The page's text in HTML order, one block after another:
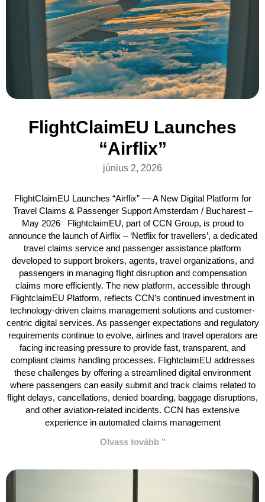
FlightClaimEU Launches
“Airflix”
június 2, 2026
FlightClaimEU Launches “Airflix” — A New Digital Platform for
Travel Claims & Passenger Support Amsterdam / Bucharest –
May 2026 FlightclaimEU, part of CCN Group, is proud to
announce the launch of Airflix – ‘Netflix for travellers’, a dedicated
travel claims service and passenger assistance platform
developed to support brokers, agents, travel organizations, and
passengers in managing flight disruption and compensation
claims more efficiently. The new platform, accessible through
FlightclaimEU Platform, reflects CCN’s continued investment in
technology-driven claims management solutions and customer-
centric digital services. As passenger expectations and regulatory
requirements continue to evolve, airlines and travel operators are
facing increasing pressure to provide fast, transparent, and
compliant claims handling processes. FlightclaimEU addresses
these challenges by offering a streamlined digital environment
where passengers can easily submit and track claims related to
flight delays, cancellations, denied boarding, baggage disruptions,
and other aviation-related incidents. CCN has extensive
experience in automated claims management
Olvass tovább "